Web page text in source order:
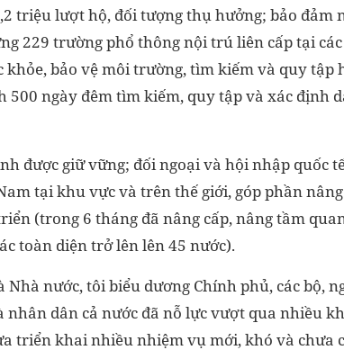
triệu lượt hộ, đối tượng thụ hưởng; bảo đảm
229 trường phổ thông nội trú liên cấp tại
khỏe, bảo vệ môi trường, tìm kiếm và quy tập
500 ngày đêm tìm kiếm, quy tập và xác định
được giữ vững; đối ngoại và hội nhập quốc
tại khu vực và trên thế giới, góp phần
(trong 6 tháng đã nâng cấp, nâng tầm
toàn diện trở lên lên 45 nước).
nước, tôi biểu dương Chính phủ, các bộ,
nhân dân cả nước đã nỗ lực vượt qua nhiều
triển khai nhiều nhiệm vụ mới, khó và chưa